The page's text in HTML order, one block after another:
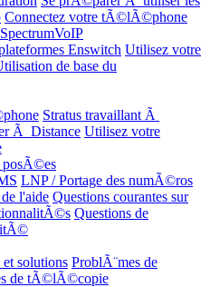
Connectez votre tÃ©lÃ©phone
Enswitch Utilisez votre
de base du
Stratus travaillant Ã
Ã Distance Utilisez votre
posÃ©es
LNP / Portage des numÃ©ros
l'aide Questions courantes sur
Questions de
solutions ProblÃ¨mes de
de tÃ©lÃ©copie